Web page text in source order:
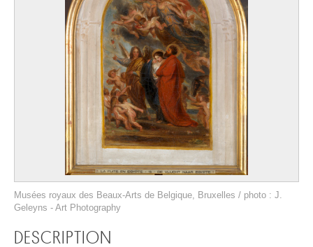
Musées royaux des Beaux-Arts de Belgique, Bruxelles / photo : J.
Geleyns - Art Photography
DESCRIPTION